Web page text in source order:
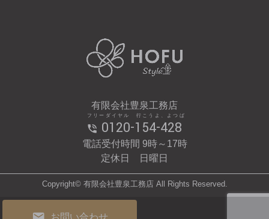
お問い合わせ
有限会社豊泉工務店
0120-154-428
フリーダイヤル 行こうよ、よつば
電話受付時間 9時～17時
定休日 日曜日
Copyright© 有限会社豊泉工務店 All Rights Reserved.